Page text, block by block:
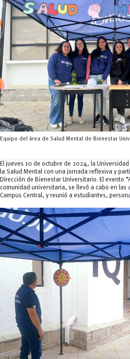
y Agropecuarias
MOVERU
Posgrados
Radio Universitaria
Sostenibilidad
Vinculación
Equipo del área de Salud Mental de Bienestar
El jueves 10 de octubre de 2024, la
la Salud Mental con una jornada reflexiva y
Dirección de Bienestar Universitario. El evento
comunidad universitaria, se llevó a cabo en las
Campus Central, y reunió a estudiantes,